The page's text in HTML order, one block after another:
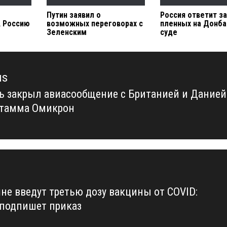
Россию
Путин заявил о
возможных переговорах с
Зеленским
Россия ответит
пленных на
суде
закрыл авиасообщение с Британией и Данией
Омикрон
введут третью дозу вакцины от COVID:
приказ